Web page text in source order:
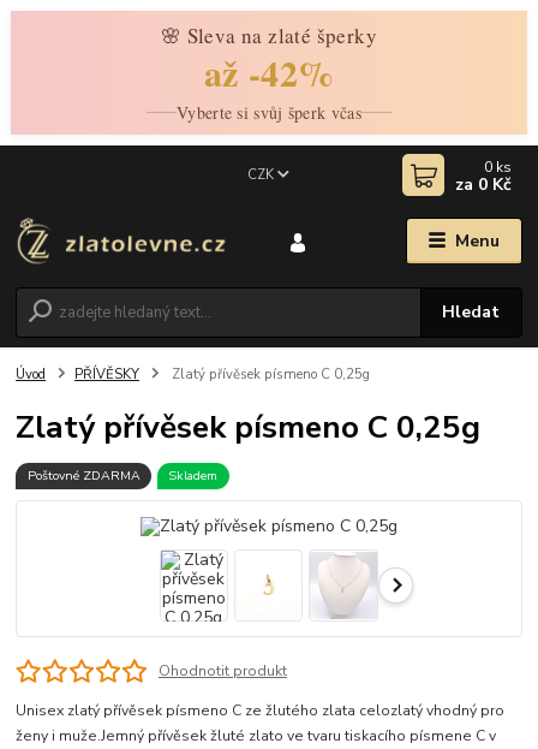
🌸 Sleva na zlaté šperky
až -42%
Vyberte si svůj šperk včas
Menu
CZK
Hledat
0 ks
za 0 Kč
Úvod PŘÍVĚSKY Zlatý přívěsek písmeno C 0,25g
Zlatý přívěsek písmeno C 0,25g
Poštovné ZDARMA Skladem
Ohodnotit produkt
Unisex zlatý přívěsek písmeno C ze žlutého zlata celozlatý vhodný pro
ženy i muže.Jemný přívěsek žluté zlato ve tvaru tiskacího písmene C v